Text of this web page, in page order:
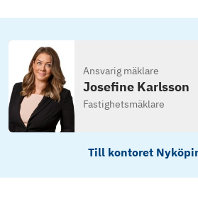
Ansvarig mäklare
Josefine Karlsson
Fastighetsmäklare
Till kontoret